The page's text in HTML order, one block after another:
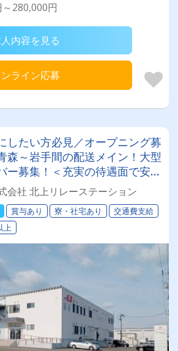
280,000円
内容を見る
ライン応募
したい方必見／オープニング募
森～岩手間の配送メイン！大型
ー募集！＜充実の待遇面で安心
制度 ★入社祝い金制度あり ★
彰免許をお持ちであれば、未
す☆彡
会社 北上リレーステーション
賞与あり 寮・社宅あり
交通費支給
上